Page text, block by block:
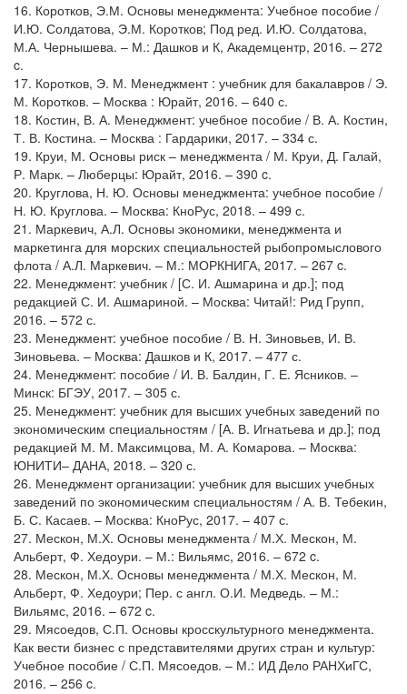
16. Коротков, Э.М. Основы менеджмента: Учебное пособие /
И.Ю. Солдатова, Э.М. Коротков; Под ред. И.Ю. Солдатова,
М.А. Чернышева. – М.: Дашков и К, Академцентр, 2016. – 272
c.
17. Коротков, Э. М. Менеджмент : учебник для бакалавров / Э.
М. Коротков. – Москва : Юрайт, 2016. – 640 с.
18. Костин, В. А. Менеджмент: учебное пособие / В. А. Костин,
Т. В. Костина. – Москва : Гардарики, 2017. – 334 с.
19. Круи, М. Основы риск – менеджмента / М. Круи, Д. Галай,
Р. Марк. – Люберцы: Юрайт, 2016. – 390 c.
20. Круглова, Н. Ю. Основы менеджмента: учебное пособие /
Н. Ю. Круглова. – Москва: КноРус, 2018. – 499 с.
21. Маркевич, А.Л. Основы экономики, менеджмента и
маркетинга для морских специальностей рыбопромыслового
флота / А.Л. Маркевич. – М.: МОРКНИГА, 2017. – 267 c.
22. Менеджмент: учебник / [С. И. Ашмарина и др.]; под
редакцией С. И. Ашмариной. – Москва: Читай!: Рид Групп,
2016. – 572 с.
23. Менеджмент: учебное пособие / В. Н. Зиновьев, И. В.
Зиновьева. – Москва: Дашков и К, 2017. – 477 с.
24. Менеджмент: пособие / И. В. Балдин, Г. Е. Ясников. –
Минск: БГЭУ, 2017. – 305 с.
25. Менеджмент: учебник для высших учебных заведений по
экономическим специальностям / [А. В. Игнатьева и др.]; под
редакцией М. М. Максимцова, М. А. Комарова. – Москва:
ЮНИТИ– ДАНА, 2018. – 320 с.
26. Менеджмент организации: учебник для высших учебных
заведений по экономическим специальностям / А. В. Тебекин,
Б. С. Касаев. – Москва: КноРус, 2017. – 407 с.
27. Мескон, М.Х. Основы менеджмента / М.Х. Мескон, М.
Альберт, Ф. Хедоури. – М.: Вильямс, 2016. – 672 c.
28. Мескон, М.Х. Основы менеджмента / М.Х. Мескон, М.
Альберт, Ф. Хедоури; Пер. с англ. О.И. Медведь. – М.:
Вильямс, 2016. – 672 c.
29. Мясоедов, С.П. Основы кросскультурного менеджмента.
Как вести бизнес с представителями других стран и культур:
Учебное пособие / С.П. Мясоедов. – М.: ИД Дело РАНХиГС,
2016. – 256 c.